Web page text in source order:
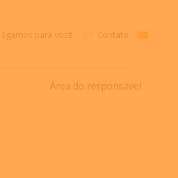
ligamos para você Contato
Área do responsável